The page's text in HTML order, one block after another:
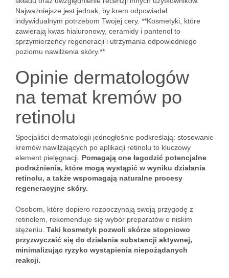
Najważniejsze jest jednak, by krem odpowiadał
indywidualnym potrzebom Twojej cery. **Kosmetyki, które
zawierają kwas hialuronowy, ceramidy i pantenol to
sprzymierzeńcy regeneracji i utrzymania odpowiedniego
poziomu nawilżenia skóry.**
Opinie dermatologów
na temat kremów po
retinolu
Specjaliści dermatologii jednogłośnie podkreślają: stosowanie
kremów nawilżających po aplikacji retinolu to kluczowy
element pielęgnacji. Pomagają one łagodzić potencjalne
podrażnienia, które mogą wystąpić w wyniku działania
retinolu, a także wspomagają naturalne procesy
regeneracyjne skóry.
Osobom, które dopiero rozpoczynają swoją przygodę z
retinolem, rekomenduje się wybór preparatów o niskim
stężeniu. Taki kosmetyk pozwoli skórze stopniowo
przyzwyczaić się do działania substancji aktywnej,
minimalizując ryzyko wystąpienia niepożądanych
reakcji.